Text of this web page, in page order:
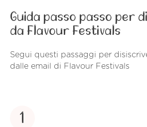
Guida passo passo per
da Flavour Festivals
Segui questi passaggi per
dalle email di Flavour Festivals
1